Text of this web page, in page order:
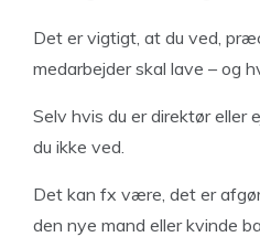
Det er vigtigt, at du ved,
medarbejder skal lave – og
Selv hvis du er direktør eller
du ikke ved.
Det kan fx være, det er
den nye mand eller kvinde